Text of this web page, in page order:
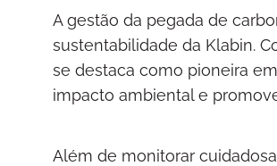
A gestão da pegada de
sustentabilidade da Klabin.
se destaca como pioneira
impacto ambiental e
Além de monitorar